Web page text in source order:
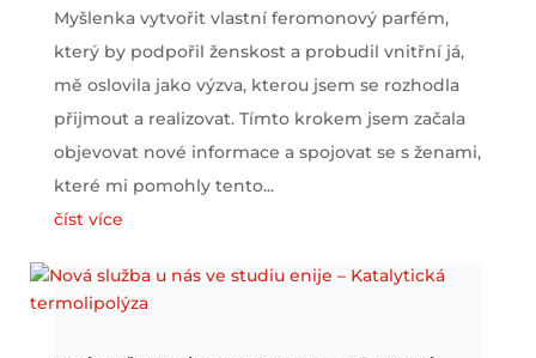
Myšlenka vytvořit vlastní feromonový parfém,
který by podpořil ženskost a probudil vnitřní já,
mě oslovila jako výzva, kterou jsem se rozhodla
přijmout a realizovat. Tímto krokem jsem začala
objevovat nové informace a spojovat se s ženami,
které mi pomohly tento...
číst více